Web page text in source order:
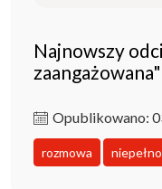
Najnowszy
zaangażowana"
Opublikowano:
rozmowa